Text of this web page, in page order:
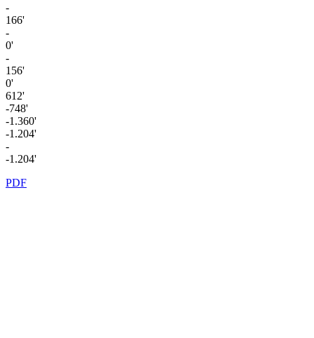
-
166'
-
0'
-
156'
0'
612'
-748'
-1.360'
-1.204'
-
-1.204'
PDF